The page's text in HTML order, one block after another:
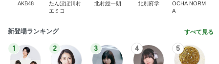
AKB48
たんぽぽ川村
エミコ
北村総一朗 北別府学
OCHA NORM
A
新登場ランキング すべて見る
1 2 3 4 5